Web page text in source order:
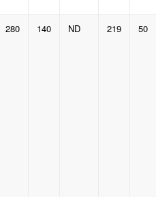
280 140 ND 219 50